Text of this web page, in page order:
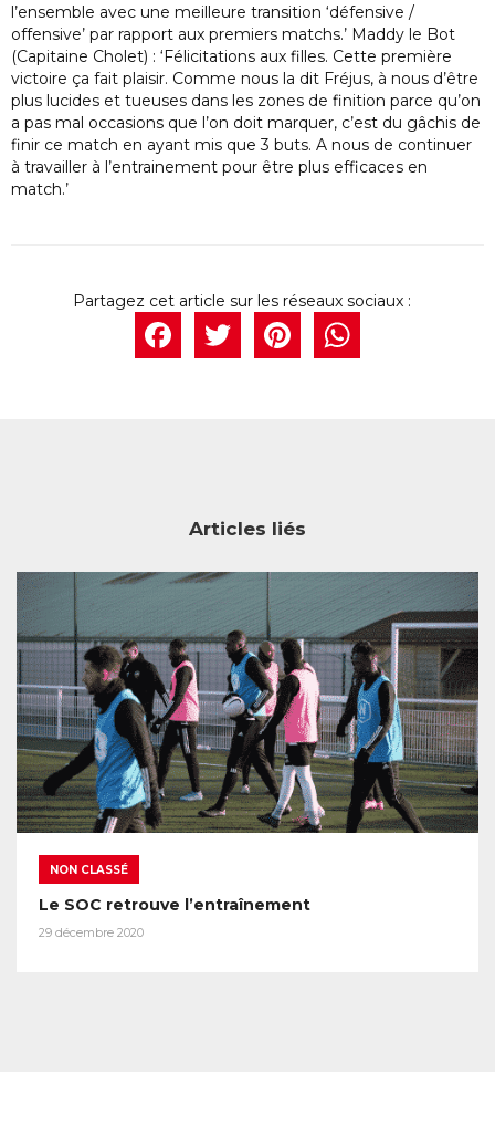
l’ensemble avec une meilleure transition ‘défensive /
offensive’ par rapport aux premiers matchs.’ Maddy le Bot
(Capitaine Cholet) : ‘Félicitations aux filles. Cette première
victoire ça fait plaisir. Comme nous la dit Fréjus, à nous d’être
plus lucides et tueuses dans les zones de finition parce qu’on
a pas mal occasions que l’on doit marquer, c’est du gâchis de
finir ce match en ayant mis que 3 buts. A nous de continuer
à travailler à l’entrainement pour être plus efficaces en
match.’
Facebook
Twitter
Articles liés
NON CLASSÉ
Le SOC retrouve l’entraînement
29 décembre 2020